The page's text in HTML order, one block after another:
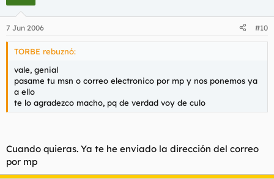
7 Jun 2006 #10
TORBE rebuznó:
vale, genial
pasame tu msn o correo electronico por mp y nos ponemos ya
a ello
te lo agradezco macho, pq de verdad voy de culo
Cuando quieras. Ya te he enviado la dirección del correo
por mp